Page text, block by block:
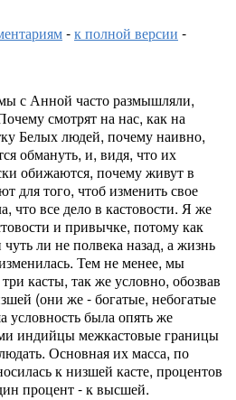
-к полной версии -
с Анной часто размышляли,
смотрят на нас, как на
Белых людей, почему наивно,
обмануть, и, видя, что их
обижаются, почему живут в
для того, чтоб изменить свое
что все дело в кастовости. Я же
и привычке, потому как
ли не полвека назад, а жизнь
Тем не менее, мы
касты, так же условно, обозвав
(они же - богатые, небогатые
была опять же
индийцы межкастовые границы
Основная их масса, по
к низшей касте, процентов
процент - к высшей.